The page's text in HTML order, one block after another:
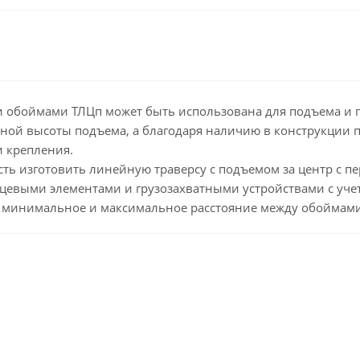
обоймами ТЛЦп может быть использована для подъема и
высоты подъема, а благодаря наличию в
крепления.
изготовить линейную траверсу с подъемом за центр
элементами и грузозахватными устройствами с
минимальное и максимальное расстояние между